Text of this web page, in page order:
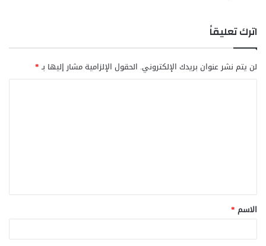
اترك تعليقاً
لن يتم نشر عنوان بريدك الإلكتروني. الحقول الإلزامية مشار إليها بـ*
ق
*
الاسم *